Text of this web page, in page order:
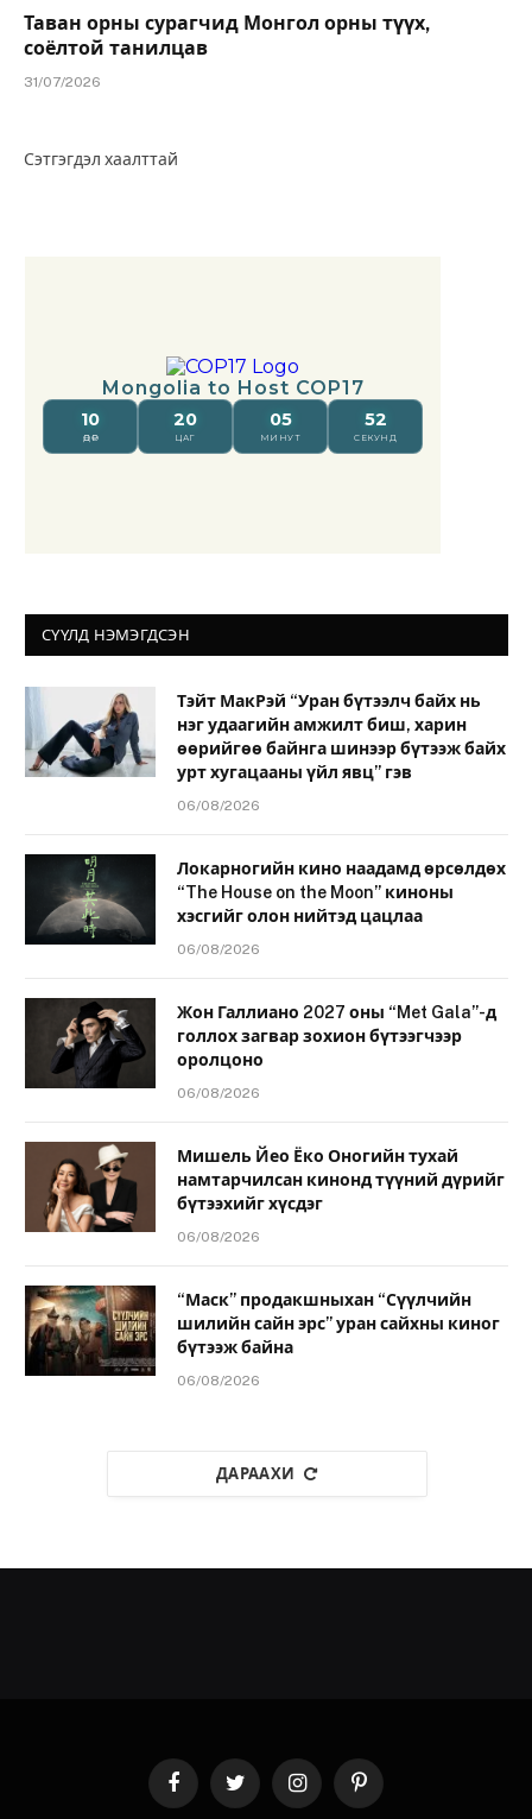
Таван орны сурагчид Монгол орны түүх,
соёлтой танилцав
31/07/2026
Сэтгэгдэл хаалттай
СҮҮЛД НЭМЭГДСЭН
Тэйт МакРэй “Уран бүтээлч байх нь
нэг удаагийн амжилт биш, харин
өөрийгөө байнга шинээр бүтээж байх
урт хугацааны үйл явц” гэв
06/08/2026
Локарногийн кино наадамд өрсөлдөх
“The House on the Moon” киноны
хэсгийг олон нийтэд цацлаа
06/08/2026
Жон Галлиано 2027 оны “Met Gala”-д
голлох загвар зохион бүтээгчээр
оролцоно
06/08/2026
Мишель Йео Ёко Оногийн тухай
намтарчилсан кинонд түүний дүрийг
бүтээхийг хүсдэг
06/08/2026
“Маск” продакшныхан “Сүүлчийн
шилийн сайн эрс” уран сайхны киног
бүтээж байна
06/08/2026
ДАРААХИ
FacebookTwitter InstagramPinterest